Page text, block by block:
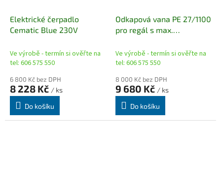
Elektrické čerpadlo
Cematic Blue 230V
Ve výrobě - termín si ověřte na
tel: 606 575 550
6 800 Kč bez DPH
8 228 Kč / ks
Do košíku
Odkapová vana PE 27/1100
pro regál s max.
Ve výrobě - termín si ověřte na
tel: 606 575 550
8 000 Kč bez DPH
9 680 Kč / ks
Do košíku